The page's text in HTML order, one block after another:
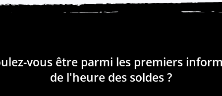
vous être parmi les premiers
de l'heure des soldes ?